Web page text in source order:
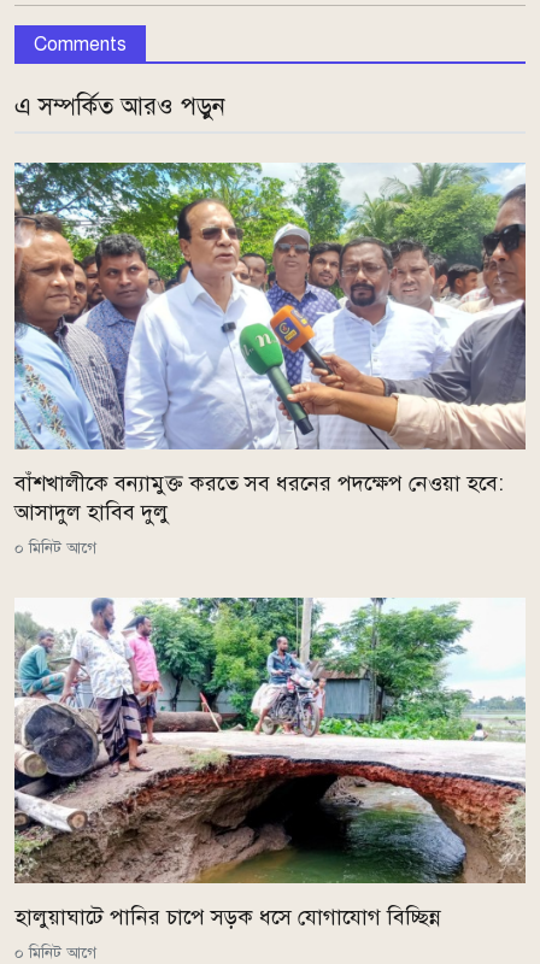
Comments
এ সম্পর্কিত আরও পড়ুন
বাঁশখালীকে বন্যামুক্ত করতে সব ধরনের পদক্ষেপ নেওয়া হবে:
আসাদুল হাবিব দুলু
০ মিনিট আগে
হালুয়াঘাটে পানির চাপে সড়ক ধসে যোগাযোগ বিচ্ছিন্ন
০ মিনিট আগে